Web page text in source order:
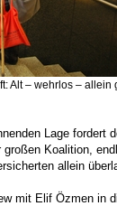
Alt – wehrlos – allein
Lage fordert
Koalition,
allein
mit Elif Özmen in